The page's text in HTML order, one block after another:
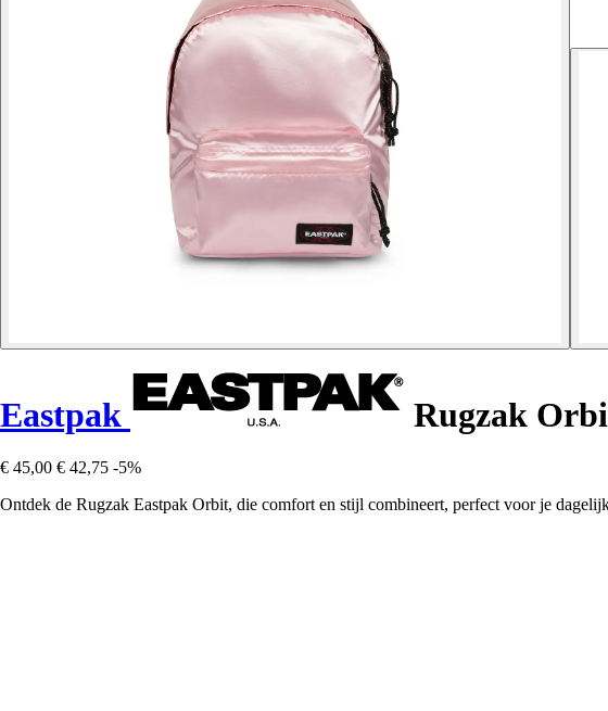
Eastpak Rugzak
€ 45,00 € 42,75 -5%
Ontdek de Rugzak Eastpak Orbit, die comfort en stijl combineert, perfect voor je